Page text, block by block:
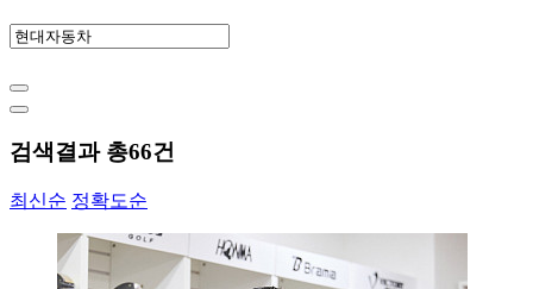
검색결과 총66건
최신순 정확도순